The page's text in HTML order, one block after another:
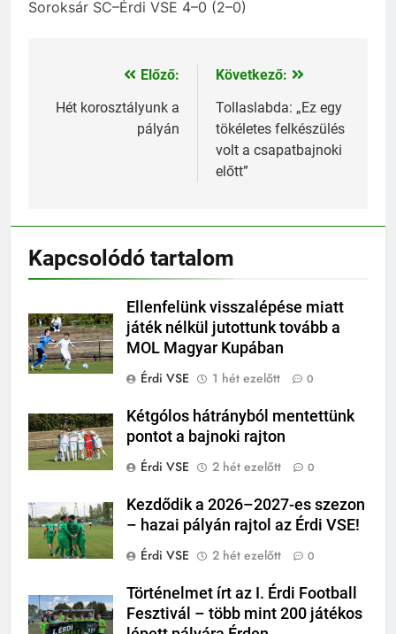
Soroksár SC–Érdi VSE 4–0 (2–0)
Bejegyzés
navigáció
Előző:
Hét korosztályunk a
pályán
Következő:
Tollaslabda: „Ez egy
tökéletes felkészülés
volt a csapatbajnoki
előtt”
Kapcsolódó tartalom
Ellenfelünk visszalépése miatt
játék nélkül jutottunk tovább a
MOL Magyar Kupában
Érdi VSE
1 hét ezelőtt 0
Kétgólos hátrányból mentettünk
pontot a bajnoki rajton
Érdi VSE
2 hét ezelőtt 0
Kezdődik a 2026–2027-es szezon
– hazai pályán rajtol az Érdi VSE!
Érdi VSE
2 hét ezelőtt 0
Történelmet írt az I. Érdi Football
Fesztivál – több mint 200 játékos